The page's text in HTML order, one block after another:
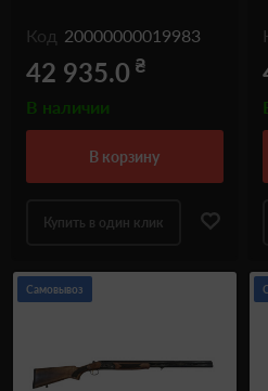
Код 20000000019983
42 935.0 ₴
В наличии
в корзину
Купить в один клик
Самовывоз